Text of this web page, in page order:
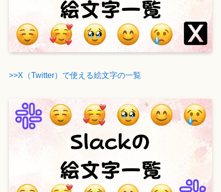
>>X（Twitter）で使える絵文字の一覧